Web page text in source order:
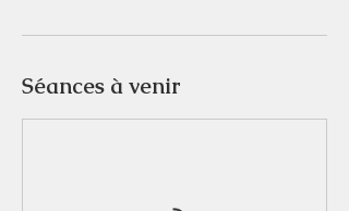
Séances à venir